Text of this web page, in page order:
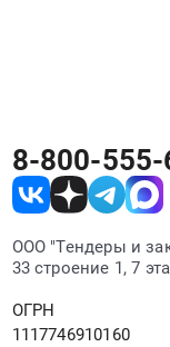
8-800-
ООО "Тендеры и
33 строение 1, 7
ОГРН
1117746910160